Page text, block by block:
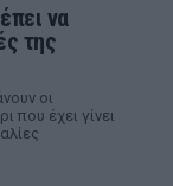
να
της
οι
που έχει γίνει